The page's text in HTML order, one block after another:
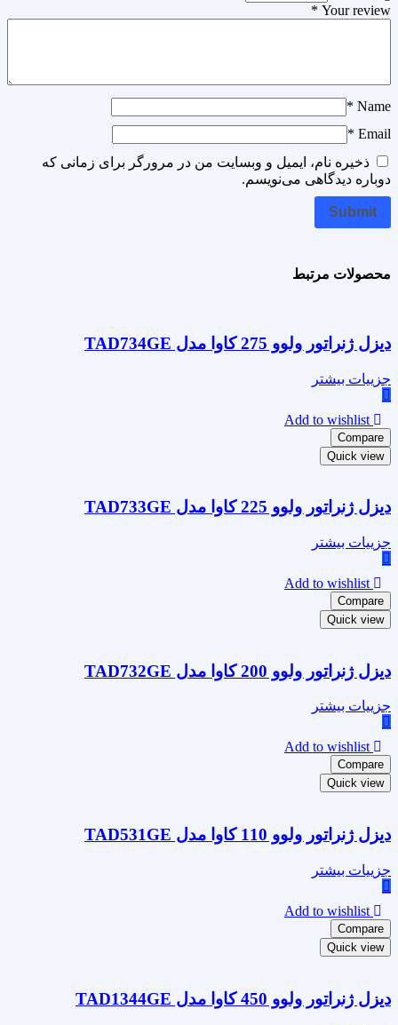
Your review
*
Name
*
Email
*
ذخیره نام، ایمیل و وبسایت من در مرورگر برای زمانی که
دوباره دیدگاهی می‌نویسم.
محصولات مرتبط
دیزل ژنراتور ولوو 275 کاوا مدل TAD734GE
جزییات بیشتر
Add to wishlist
Compare
Quick view
دیزل ژنراتور ولوو 225 کاوا مدل TAD733GE
جزییات بیشتر
Add to wishlist
Compare
Quick view
دیزل ژنراتور ولوو 200 کاوا مدل TAD732GE
جزییات بیشتر
Add to wishlist
Compare
Quick view
دیزل ژنراتور ولوو 110 کاوا مدل TAD531GE
جزییات بیشتر
Add to wishlist
Compare
Quick view
دیزل ژنراتور ولوو 450 کاوا مدل TAD1344GE